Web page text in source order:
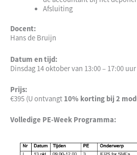
Afsluiting
Docent:
Hans de Bruijn
Datum en tijd:
Dinsdag 14 oktober van 13:00 – 17:00 uur
Prijs:
€395 (U ontvangt 10% korting bij 2
Volledige PE-Week Programma: